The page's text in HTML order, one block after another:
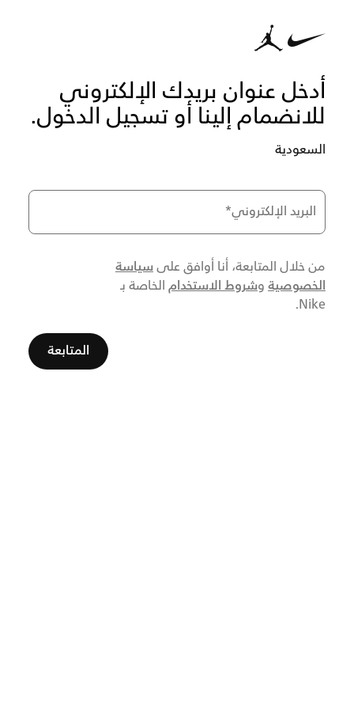
أدخل عنوان بريدك الإلكتروني
للانضمام إلينا أو تسجيل الدخول.
السعودية
البريد الإلكتروني*
من خلال المتابعة، أنا أوافق علىسياسة
الخصوصية وشروط الاستخدام الخاصة بـ
Nike.
المتابعة